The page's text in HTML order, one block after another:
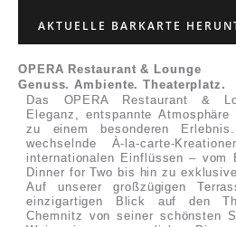
AKTUELLE BARKARTE
OPERA Restaurant & Lounge
Genuss. Ambiente. Theaterplatz.
Das OPERA Restaurant &
Eleganz, entspannte
zu einem besonderen
wechselnde À-la-carte-
internationalen Einflüssen – vom
Dinner for Two bis hin zu
Auf unserer großzügigen
einzigartigen Blick auf den
Chemnitz von seiner schönsten